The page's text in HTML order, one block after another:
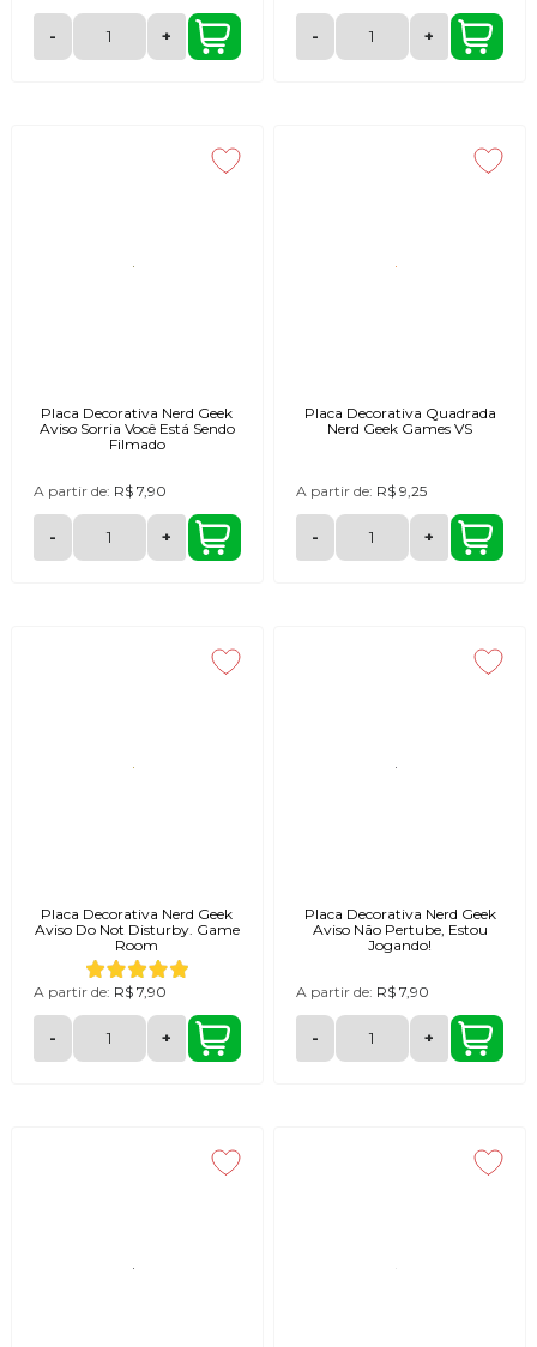
- + - +
Placa Decorativa Nerd Geek
Aviso Sorria Você Está Sendo
Filmado
A partir de: R$ 7,90
- +
Placa Decorativa Quadrada
Nerd Geek Games VS
A partir de: R$ 9,25
- +
Placa Decorativa Nerd Geek
Aviso Do Not Disturby. Game
Room
A partir de: R$ 7,90
- +
Placa Decorativa Nerd Geek
Aviso Não Pertube, Estou
Jogando!
A partir de: R$ 7,90
- +